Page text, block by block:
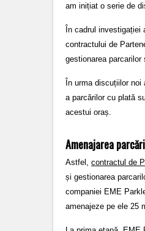
am inițiat o serie de
În cadrul
contractului de
gestionarea
În urma discuțiilor
a parcărilor cu plată
acestui oraș.
Amenajarea
Astfel, contractul de
și gestionarea
companiei EME
amenajeze pe ele 25